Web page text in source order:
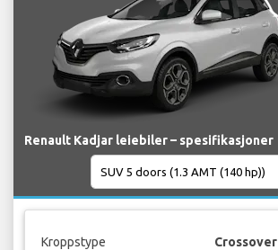
Renault Kadjar leiebiler – spesifikasjoner
Kroppstype Crossover